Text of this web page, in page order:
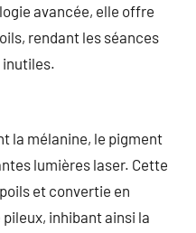
avancée, elle offre
rendant les séances
inutiles.
la mélanine, le pigment
lumières laser. Cette
et convertie en
inhibant ainsi la